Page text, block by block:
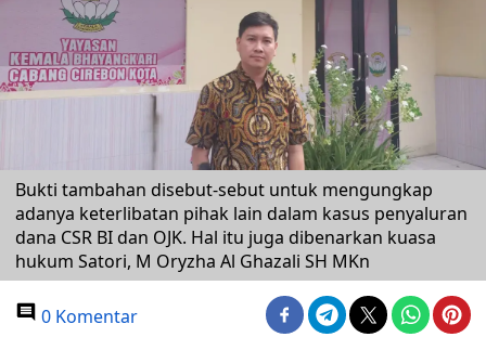
Bukti tambahan disebut-sebut untuk mengungkap
adanya keterlibatan pihak lain dalam kasus penyaluran
dana CSR BI dan OJK. Hal itu juga dibenarkan kuasa
hukum Satori, M Oryzha Al Ghazali SH MKn
0 Komentar